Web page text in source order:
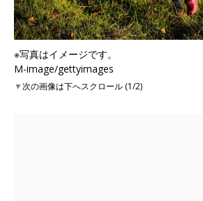
※写真はイメージです。
M-image/gettyimages
▼次の画像は下へスクロール (1/2)